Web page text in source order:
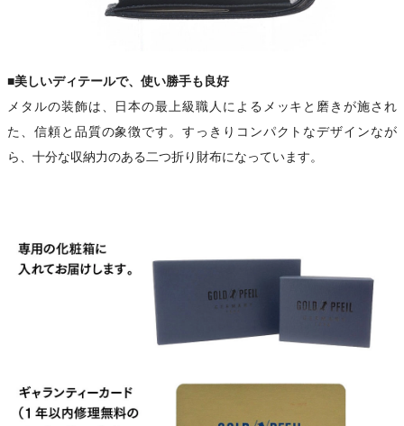
■美しいディテールで、使い勝手も良好
メタルの装飾は、日本の最上級職人によるメッキと磨きが施され
た、信頼と品質の象徴です。すっきりコンパクトなデザインなが
ら、十分な収納力のある二つ折り財布になっています。